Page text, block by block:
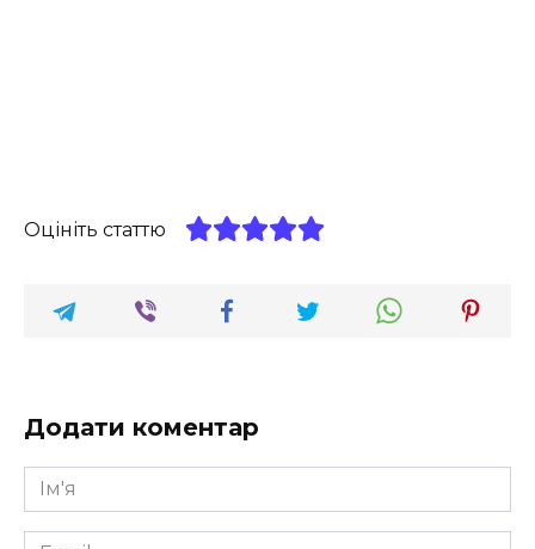
Оцініть статтю
Додати коментар
Ім'я
*
Email